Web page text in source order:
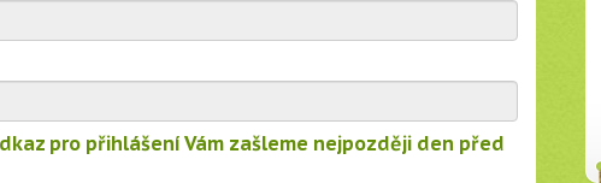
pro přihlášení Vám zašleme nejpozději den před